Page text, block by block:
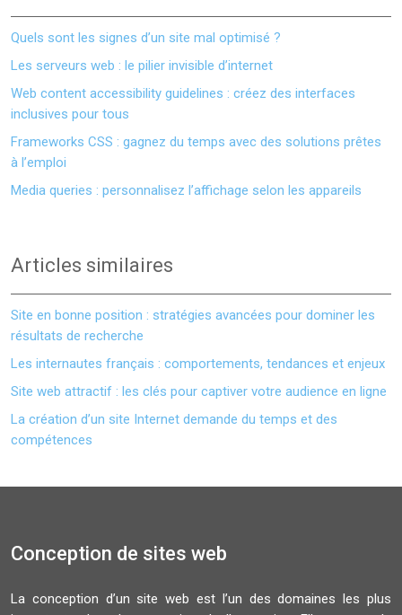
Quels sont les signes d’un site mal optimisé ?
Les serveurs web : le pilier invisible d’internet
Web content accessibility guidelines : créez des interfaces
inclusives pour tous
Frameworks CSS : gagnez du temps avec des solutions prêtes
à l’emploi
Media queries : personnalisez l’affichage selon les appareils
Articles similaires
Site en bonne position : stratégies avancées pour dominer les
résultats de recherche
Les internautes français : comportements, tendances et enjeux
Site web attractif : les clés pour captiver votre audience en ligne
La création d’un site Internet demande du temps et des
compétences
Conception de sites web
La conception d’un site web est l’un des domaines les plus